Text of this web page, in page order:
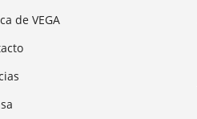
de VEGA